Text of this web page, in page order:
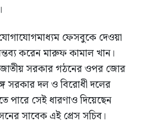
ফেসবুকে দেওয়া
করেন মারুফ কামাল খান।
সরকার গঠনের ওপর জোর
সরকার দল ও বিরোধী দলের
পারে সেই ধারণাও দিয়েছেন
সাবেক এই প্রেস সচিব।